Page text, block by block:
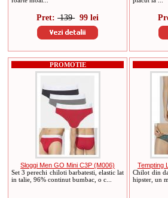
Pret:13999 lei
PROMOTIE
Sloggi Men GO Mini C3P (M006)
Set 3 perechi chiloti barbatesti, elastic lat
in talie, 96% continut bumbac, o c...
Tempting
Chilot din
hipster, un